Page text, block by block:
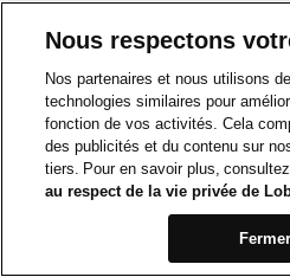
Nous respectons
Nos partenaires et nous utilisons
technologies similaires pour
fonction de vos activités. Cela
des publicités et du contenu sur
tiers. Pour en savoir plus,
au respect de la vie privée de
Fermer